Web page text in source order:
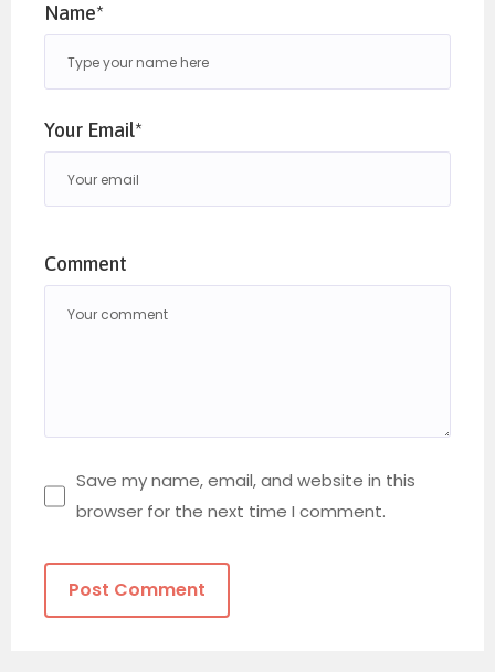
Name*
Your Email*
Comment
Save my name, email, and website in this
browser for the next time I comment.